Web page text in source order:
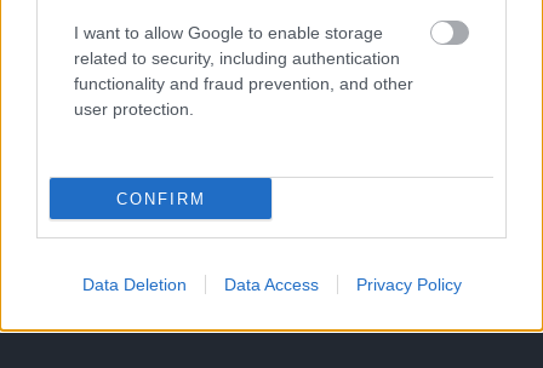
I want to allow Google to enable storage
related to security, including authentication
functionality and fraud prevention, and other
user protection.
CONFIRM
Data Deletion Data Access Privacy Policy
Indonéziát és Szingapúrt.